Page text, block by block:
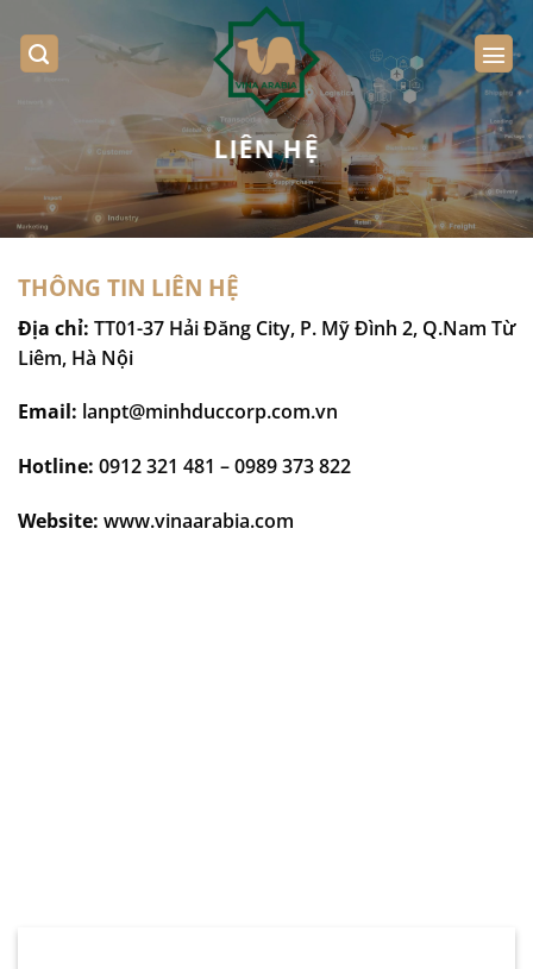
qua
nội
LIÊN HỆ
THÔNG TIN LIÊN HỆ
Địa chỉ: TT01-37 Hải Đăng City, P. Mỹ Đình 2, Q.Nam Từ
Liêm, Hà Nội
Email: lanpt@minhduccorp.com.vn
Hotline: 0912 321 481 – 0989 373 822
Website: www.vinaarabia.com